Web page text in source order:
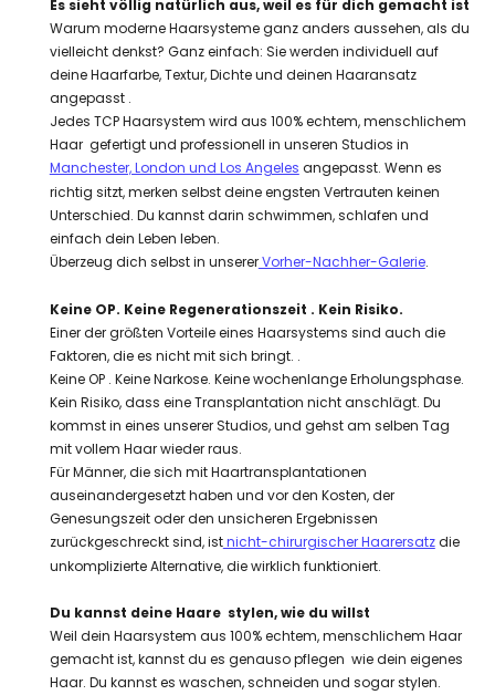
Es sieht völlig natürlich aus, weil es für dich gemacht ist
Warum moderne Haarsysteme ganz anders aussehen, als du
vielleicht denkst? Ganz einfach: Sie werden individuell auf
deine Haarfarbe, Textur, Dichte und deinen Haaransatz
angepasst .
Jedes TCP Haarsystem wird aus 100% echtem, menschlichem
Haar gefertigt und professionell in unseren Studios in
Manchester, London und Los Angeles angepasst. Wenn es
richtig sitzt, merken selbst deine engsten Vertrauten keinen
Unterschied. Du kannst darin schwimmen, schlafen und
einfach dein Leben leben.
Überzeug dich selbst in unsererVorher-Nachher-Galerie.
Keine OP. Keine Regenerationszeit . Kein Risiko.
Einer der größten Vorteile eines Haarsystems sind auch die
Faktoren, die es nicht mit sich bringt. .
Keine OP . Keine Narkose. Keine wochenlange Erholungsphase.
Kein Risiko, dass eine Transplantation nicht anschlägt. Du
kommst in eines unserer Studios, und gehst am selben Tag
mit vollem Haar wieder raus.
Für Männer, die sich mit Haartransplantationen
auseinandergesetzt haben und vor den Kosten, der
Genesungszeit oder den unsicheren Ergebnissen
zurückgeschreckt sind, istnicht-chirurgischer Haarersatzdie
unkomplizierte Alternative, die wirklich funktioniert.
Du kannst deine Haare stylen, wie du willst
Weil dein Haarsystem aus 100% echtem, menschlichem Haar
gemacht ist, kannst du es genauso pflegen wie dein eigenes
Haar. Du kannst es waschen, schneiden und sogar stylen.